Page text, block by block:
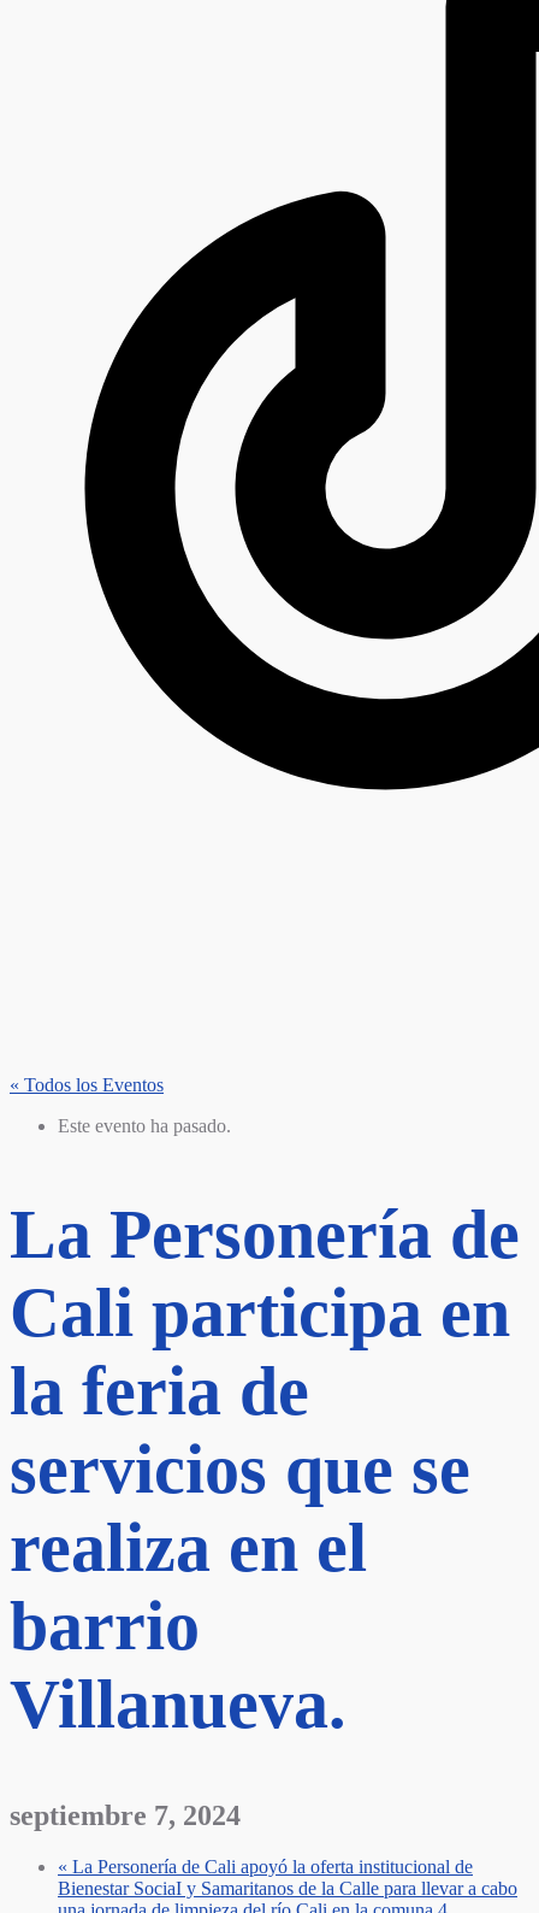
« Todos los Eventos
Este evento ha pasado.
La Personería de
Cali participa en
la feria de
servicios que se
realiza en el
barrio
Villanueva.
septiembre 7, 2024
« La Personería de Cali apoyó la oferta institucional de
Bienestar SociaI y Samaritanos de la Calle para llevar a cabo